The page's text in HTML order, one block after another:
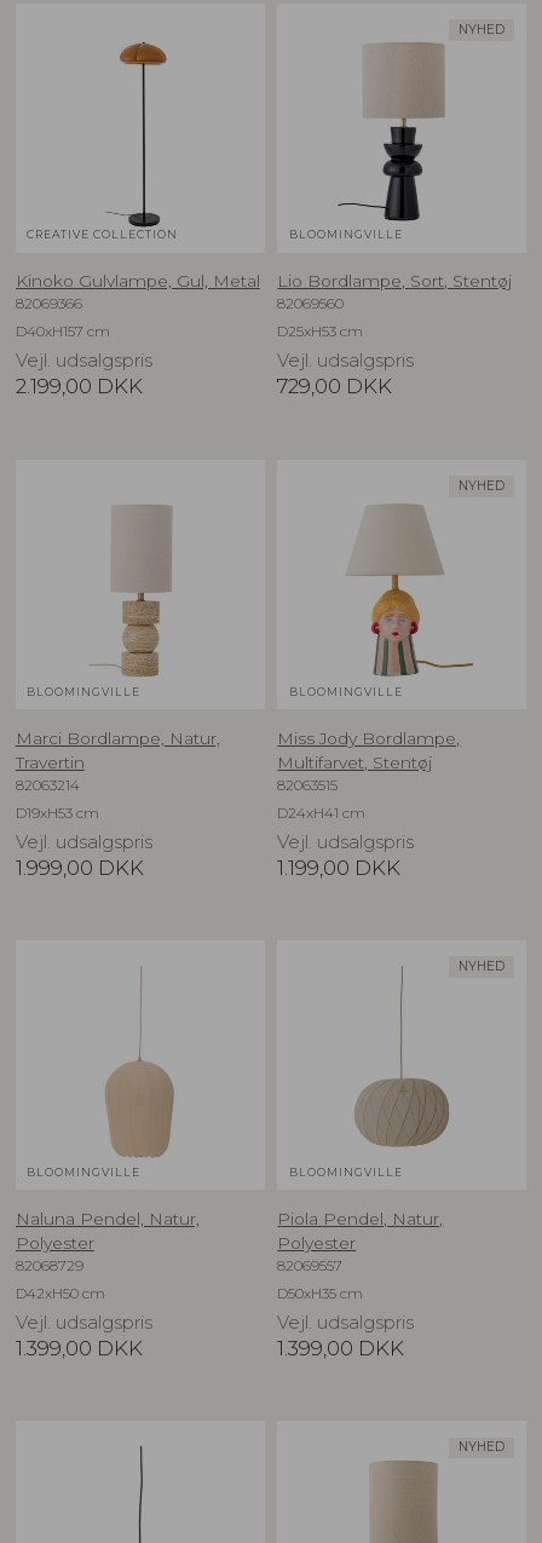
CREATIVE COLLECTION
Kinoko Gulvlampe, Gul, Metal
82069366
D40xH157 cm
Vejl. udsalgspris
2.199,00 DKK
NYHED
BLOOMINGVILLE
Lio Bordlampe, Sort, Stentøj
82069560
D25xH53 cm
Vejl. udsalgspris
729,00 DKK
BLOOMINGVILLE
Marci Bordlampe, Natur,
Travertin
82063214
D19xH53 cm
Vejl. udsalgspris
1.999,00 DKK
NYHED
BLOOMINGVILLE
Miss Jody Bordlampe,
Multifarvet, Stentøj
82063515
D24xH41 cm
Vejl. udsalgspris
1.199,00 DKK
BLOOMINGVILLE
Naluna Pendel, Natur,
Polyester
82068729
D42xH50 cm
Vejl. udsalgspris
1.399,00 DKK
NYHED
BLOOMINGVILLE
Piola Pendel, Natur,
Polyester
82069557
D50xH35 cm
Vejl. udsalgspris
1.399,00 DKK
NYHED